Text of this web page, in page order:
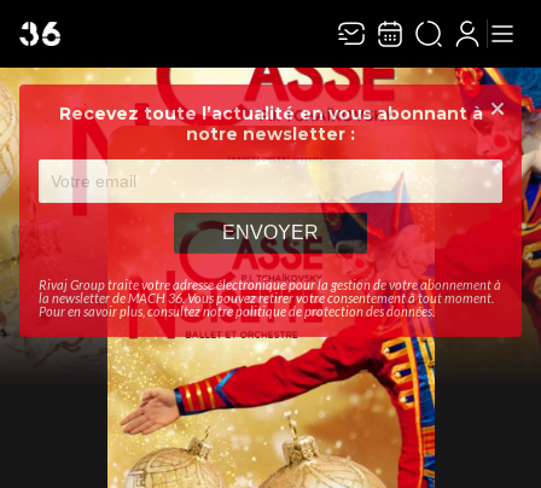
Recevez toute l’actualité en vous abonnant à
notre newsletter :
ENVOYER
Rivaj Group traite votre adresse électronique pour la gestion de votre abonnement à
la newsletter deMACH 36. Vous pouvez retirer votre consentement à tout moment.
Pour en savoir plus, consultez notrepolitique de protection des données.